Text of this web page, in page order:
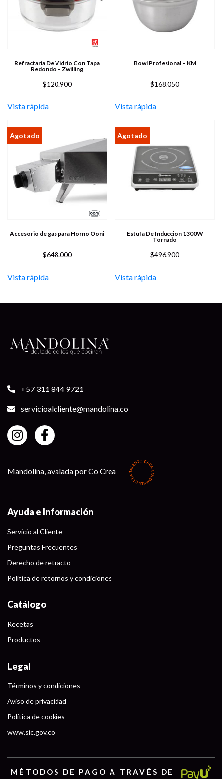
Refractaria De Vidrio Con Tapa
Redondo – Zwilling
$120.900
Vista rápida
Bowl Profesional – KM
$168.050
Vista rápida
Accesorio de gas para Horno Ooni
$648.000
Vista rápida
Estufa De Induccion 1300W
Tornado
$496.900
Vista rápida
+57 311 844 9721
servicioalcliente@mandolina.co
Mandolina, avalada por Co Crea
Ayuda e Información
Servicio al Cliente
Preguntas Frecuentes
Derecho de retracto
Política de retornos y condiciones
Catálogo
Recetas
Productos
Legal
Términos y condiciones
Aviso de privacidad
Política de cookies
www.sic.gov.co
MÉTODOS DE PAGO A TRAVÉS DE